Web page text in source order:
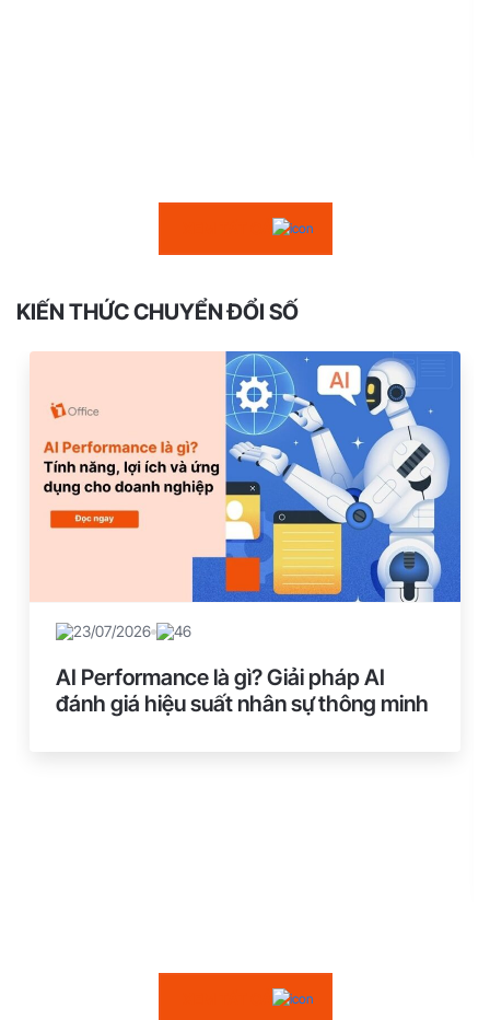
KIẾN THỨC CHUYỂN ĐỔI SỐ
AI Performance là gì? Giải pháp AI
đánh giá hiệu suất nhân sự thông minh
23/07/2026 46